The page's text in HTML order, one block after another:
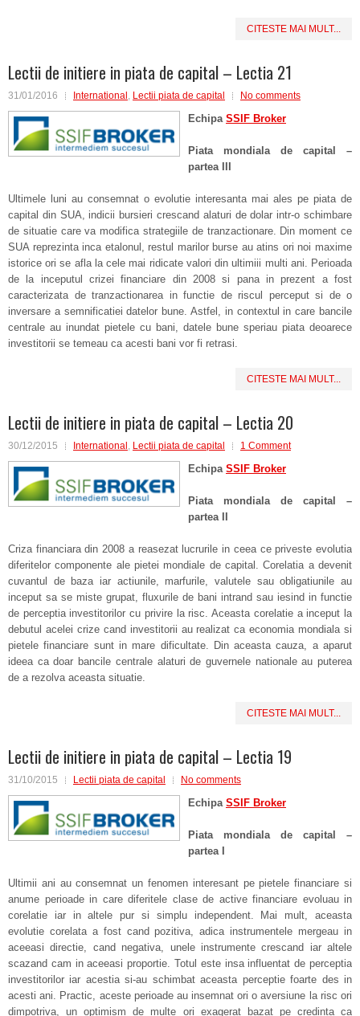
CITESTE MAI MULT...
Lectii de initiere in piata de capital – Lectia 21
31/01/2016 International , Lectii piata de capital No comments
Echipa SSIF Broker
Piata mondiala de capital –
partea III
Ultimele luni au consemnat o evolutie interesanta mai ales pe piata de
capital din SUA, indicii bursieri crescand alaturi de dolar intr-o schimbare
de situatie care va modifica strategiile de tranzactionare. Din moment ce
SUA reprezinta inca etalonul, restul marilor burse au atins ori noi maxime
istorice ori se afla la cele mai ridicate valori din ultimiii multi ani. Perioada
de la inceputul crizei financiare din 2008 si pana in prezent a fost
caracterizata de tranzactionarea in functie de riscul perceput si de o
inversare a semnificatiei datelor bune. Astfel, in contextul in care bancile
centrale au inundat pietele cu bani, datele bune speriau piata deoarece
investitorii se temeau ca acesti bani vor fi retrasi.
CITESTE MAI MULT...
Lectii de initiere in piata de capital – Lectia 20
30/12/2015 International , Lectii piata de capital 1 Comment
Echipa SSIF Broker
Piata mondiala de capital –
partea II
Criza financiara din 2008 a reasezat lucrurile in ceea ce priveste evolutia
diferitelor componente ale pietei mondiale de capital. Corelatia a devenit
cuvantul de baza iar actiunile, marfurile, valutele sau obligatiunile au
inceput sa se miste grupat, fluxurile de bani intrand sau iesind in functie
de perceptia investitorilor cu privire la risc. Aceasta corelatie a inceput la
debutul acelei crize cand investitorii au realizat ca economia mondiala si
pietele financiare sunt in mare dificultate. Din aceasta cauza, a aparut
ideea ca doar bancile centrale alaturi de guvernele nationale au puterea
de a rezolva aceasta situatie.
CITESTE MAI MULT...
Lectii de initiere in piata de capital – Lectia 19
31/10/2015 Lectii piata de capital No comments
Echipa SSIF Broker
Piata mondiala de capital –
partea I
Ultimii ani au consemnat un fenomen interesant pe pietele financiare si
anume perioade in care diferitele clase de active financiare evoluau in
corelatie iar in altele pur si simplu independent. Mai mult, aceasta
evolutie corelata a fost cand pozitiva, adica instrumentele mergeau in
aceeasi directie, cand negativa, unele instrumente crescand iar altele
scazand cam in aceeasi proportie. Totul este insa influentat de perceptia
investitorilor iar acestia si-au schimbat aceasta perceptie foarte des in
acesti ani. Practic, aceste perioade au insemnat ori o aversiune la risc ori
dimpotriva, un optimism de multe ori exagerat bazat pe credinta ca